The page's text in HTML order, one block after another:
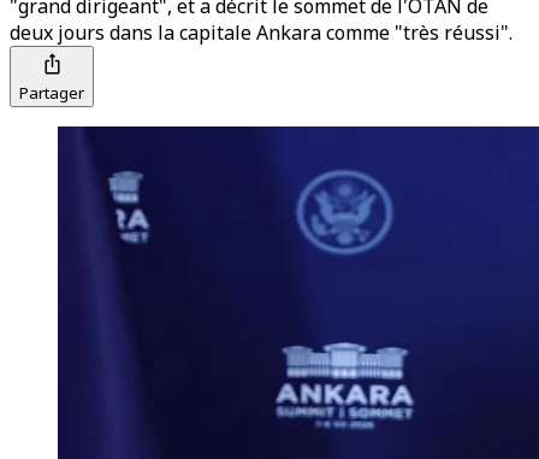
"grand dirigeant", et a décrit le sommet de l'OTAN de
deux jours dans la capitale Ankara comme "très réussi".
Partager